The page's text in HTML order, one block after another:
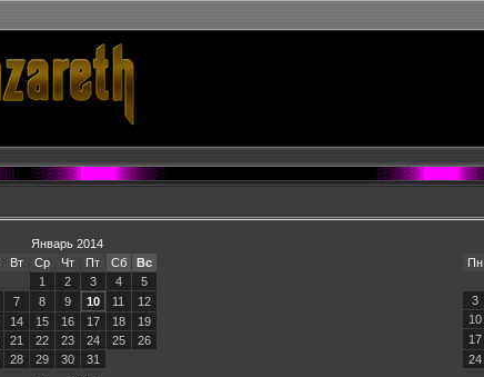
Январь 2014
Вт Ср Чт Пт Сб
Вс
1
2 3 4
5
7 8 9 10 11
12
14 15 16 17 18
19
21 22 23 24 25
26
28 29 30 31
Пн
3
10
17
24